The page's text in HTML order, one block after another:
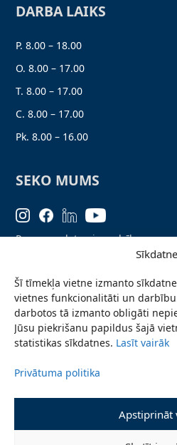
Šī tīmekļa vietne izmanto
vietnes funkcionalitāti un
darbotos tā izmanto obligāti
Jūsu piekrišanu papildus šajā
statistikas sīkdatnes. Lasīt vairāk
Privātuma politika
Apstiprināt
DARBA LAIKS
P. 8.00 – 18.00
O. 8.00 – 17.00
T. 8.00 – 17.00
C. 8.00 – 17.00
Pk. 8.00 – 16.00
SEKO MUMS
Personas datu aizsardzība
Ziņo par problēmu
Pieteikties jaunumiem
Piekļūstamības paziņojums
© 2026 Valmieras